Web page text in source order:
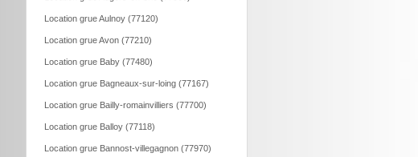
Location grue Aulnoy (77120)
Location grue Avon (77210)
Location grue Baby (77480)
Location grue Bagneaux-sur-loing (77167)
Location grue Bailly-romainvilliers (77700)
Location grue Balloy (77118)
Location grue Bannost-villegagnon (77970)